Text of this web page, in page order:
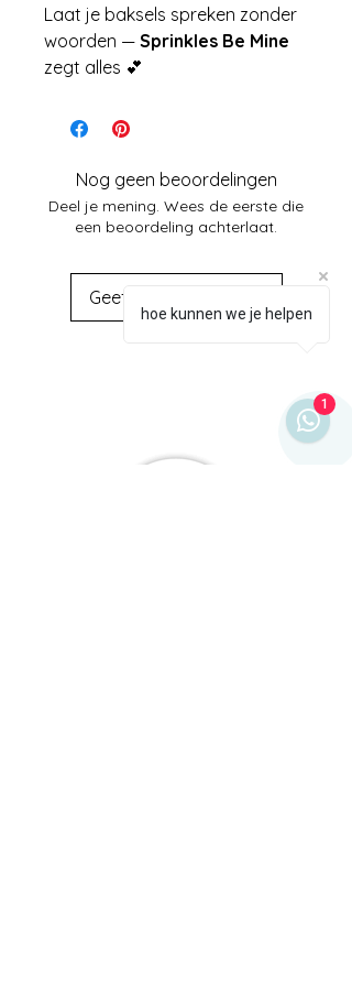
Laat je baksels spreken zonder
woorden — Sprinkles Be Mine
zegt alles 💕
Nog geen beoordelingen
Deel je mening. Wees de eerste die
een beoordeling achterlaat.
Geef een beoordeling
hoe kunnen we je helpen
1